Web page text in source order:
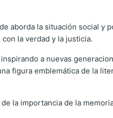
aborda la situación social y
la verdad y la justicia.
a nuevas
figura emblemática de la
la importancia de la